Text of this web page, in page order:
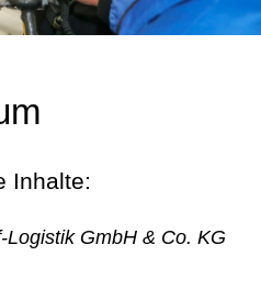
Inhalte:
GmbH & Co. KG